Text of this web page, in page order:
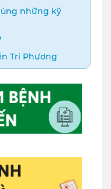
những kỹ
Tri Phương